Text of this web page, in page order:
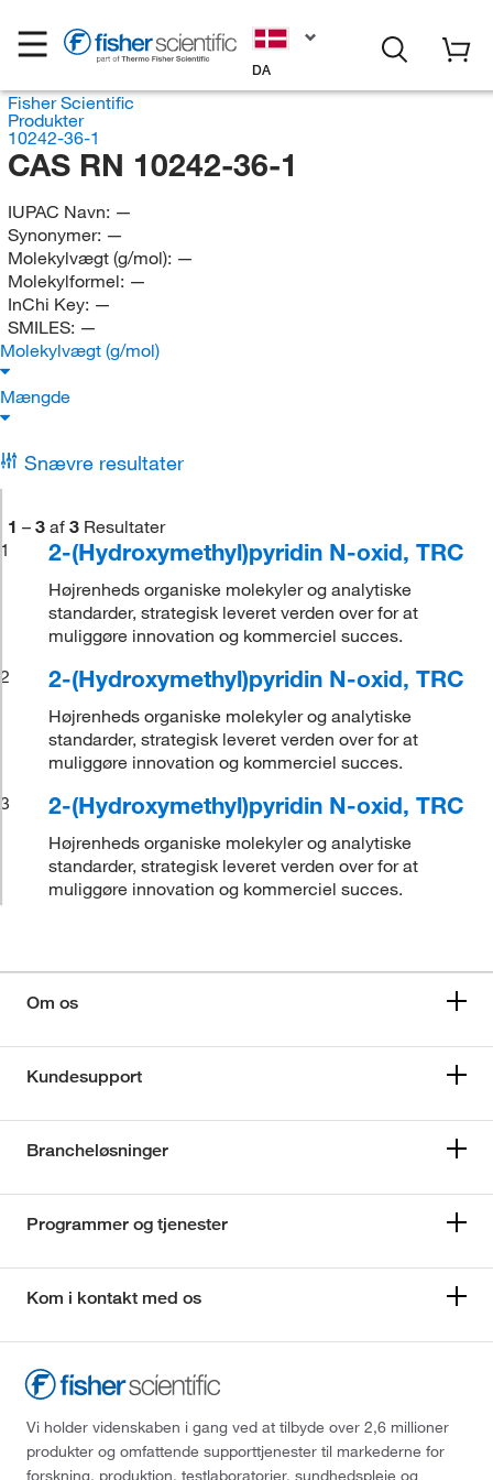
DA
Fisher Scientific
Produkter
10242-36-1
CAS RN 10242-36-1
IUPAC Navn: —
Synonymer: —
Molekylvægt (g/mol): —
Molekylformel: —
InChi Key: —
SMILES: —
Molekylvægt (g/mol)
Mængde
Snævre resultater
1 – 3 af 3 Resultater
1
2-(Hydroxymethyl)pyridin N-oxid, TRC
Højrenheds organiske molekyler og analytiske
standarder, strategisk leveret verden over for at
muliggøre innovation og kommerciel succes.
2
2-(Hydroxymethyl)pyridin N-oxid, TRC
Højrenheds organiske molekyler og analytiske
standarder, strategisk leveret verden over for at
muliggøre innovation og kommerciel succes.
3
2-(Hydroxymethyl)pyridin N-oxid, TRC
Højrenheds organiske molekyler og analytiske
standarder, strategisk leveret verden over for at
muliggøre innovation og kommerciel succes.
Om os
Kundesupport
Brancheløsninger
Programmer og tjenester
Kom i kontakt med os
Vi holder videnskaben i gang ved at tilbyde over 2,6 millioner
produkter og omfattende supporttjenester til markederne for
forskning, produktion, testlaboratorier, sundhedspleje og